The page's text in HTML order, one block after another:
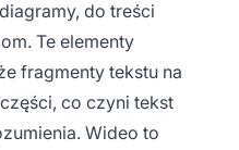
do treści
Te elementy
fragmenty tekstu na
co czyni tekst
Wideo to